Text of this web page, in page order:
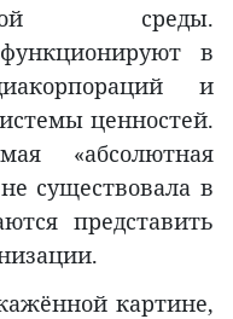
среды.
в
и
ценностей.
«абсолютная
существовала в
представить
картине,